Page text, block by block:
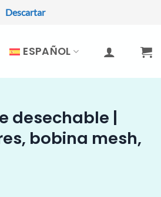
Descartar
ESPAÑOL
desechable |
bobina mesh,